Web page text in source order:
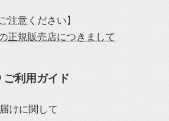
ご注意ください】
正規販売店につきまして
ご利用ガイド
けに関して